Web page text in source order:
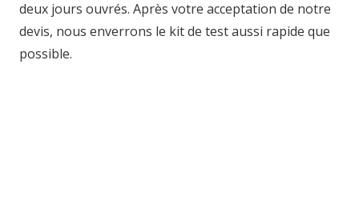
deux jours ouvrés. Après votre acceptation de notre
devis, nous enverrons le kit de test aussi rapide que
possible.